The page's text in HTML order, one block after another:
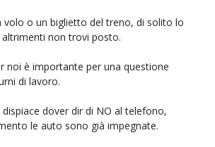
volo o un biglietto del treno, di solito lo
non trovi posto.
noi è importante per una questione
di lavoro.
dover dir di NO al telefono,
le auto sono già impegnate.